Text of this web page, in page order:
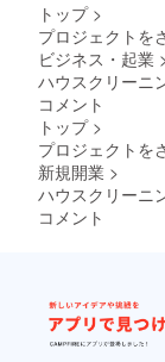
トップ >
プロジェクトを
ビジネス・起業
ハウスクリーニ
コメント
トップ >
プロジェクトを
新規開業 >
ハウスクリーニ
コメント